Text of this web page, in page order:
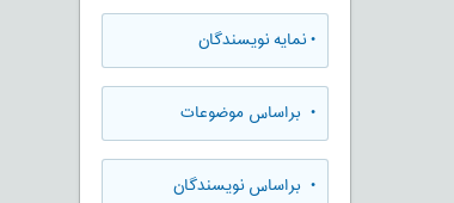
•نمایه نویسندگان
• براساس موضوعات
• براساس نویسندگان